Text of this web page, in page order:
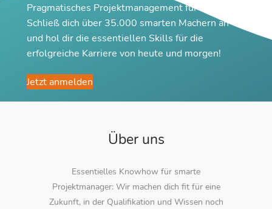
Pragmatisches Projektmanagement für Macher
Schließ dich über 35.000 smarten Machern an
und hol dir die essentiellen Skills für die
erfolgreiche Karriere von heute und morgen!
Jetzt anmelden
Über uns
Essentielles Knowhow für smarte
Projektmanager: Wir machen dich fit für eine
Zukunft, in der Qualifikation und Wissen noch